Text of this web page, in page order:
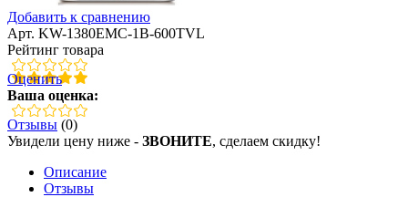
Добавить к сравнению
Арт. KW-1380EMC-1B-600TVL
Рейтинг товара
Оценить
Ваша оценка:
Отзывы (0)
Увидели цену ниже - ЗВОНИТЕ, сделаем скидку!
Описание
Отзывы